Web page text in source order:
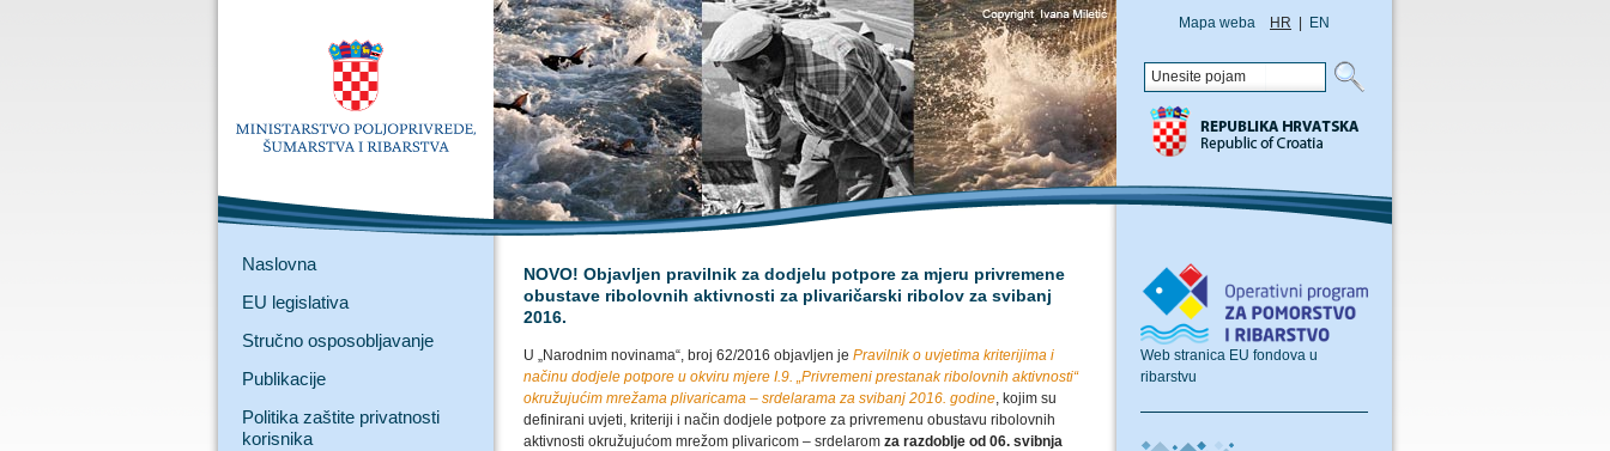
Mapa weba HR EN
Naslovna
EU legislativa
Stručno osposobljavanje
Publikacije
Politika zaštite privatnosti
korisnika
NOVO! Objavljen pravilnik za dodjelu potpore za mjeru privremene
obustave ribolovnih aktivnosti za plivaričarski ribolov za svibanj
2016.
U „Narodnim novinama“, broj 62/2016 objavljen je Pravilnik o uvjetima kriterijima i
načinu dodjele potpore u okviru mjere I.9. „Privremeni prestanak ribolovnih aktivnosti“
okružujućim mrežama plivaricama – srdelarama za svibanj 2016. godine, kojim su
definirani uvjeti, kriteriji i način dodjele potpore za privremenu obustavu ribolovnih
aktivnosti okružujućom mrežom plivaricom – srdelarom za razdoblje od 06. svibnja
Web stranica EU fondova u
ribarstvu